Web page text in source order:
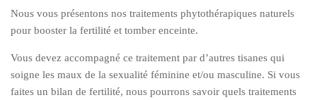
Nous vous présentons nos traitements phytothérapiques naturels
pour booster la fertilité et tomber enceinte.
Vous devez accompagné ce traitement par d’autres tisanes qui
soigne les maux de la sexualité féminine et/ou masculine. Si vous
faites un bilan de fertilité, nous pourrons savoir quels traitements